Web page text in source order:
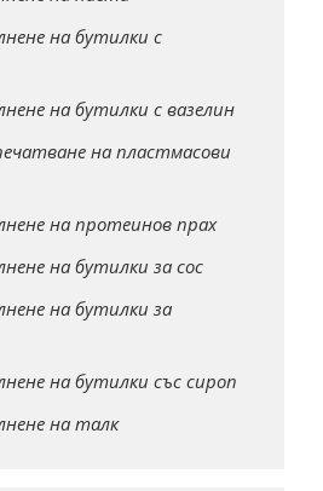
на бутилки с
на бутилки с вазелин
на пластмасови
на протеинов прах
на бутилки за сос
на бутилки за
на бутилки със сироп
на талк